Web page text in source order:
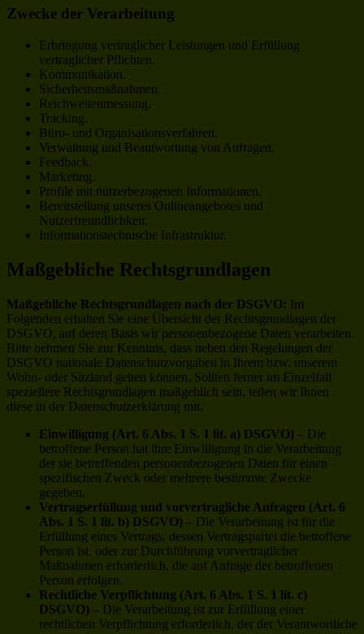
Zwecke der Verarbeitung
Erbringung vertraglicher Leistungen und Erfüllung
vertraglicher Pflichten.
Kommunikation.
Sicherheitsmaßnahmen.
Reichweitenmessung.
Tracking.
Büro- und Organisationsverfahren.
Verwaltung und Beantwortung von Anfragen.
Feedback.
Marketing.
Profile mit nutzerbezogenen Informationen.
Bereitstellung unseres Onlineangebotes und
Nutzerfreundlichkeit.
Informationstechnische Infrastruktur.
Maßgebliche Rechtsgrundlagen
Maßgebliche Rechtsgrundlagen nach der DSGVO: Im
Folgenden erhalten Sie eine Übersicht der Rechtsgrundlagen der
DSGVO, auf deren Basis wir personenbezogene Daten verarbeiten.
Bitte nehmen Sie zur Kenntnis, dass neben den Regelungen der
DSGVO nationale Datenschutzvorgaben in Ihrem bzw. unserem
Wohn- oder Sitzland gelten können. Sollten ferner im Einzelfall
speziellere Rechtsgrundlagen maßgeblich sein, teilen wir Ihnen
diese in der Datenschutzerklärung mit.
Einwilligung (Art. 6 Abs. 1 S. 1 lit. a) DSGVO) – Die
betroffene Person hat ihre Einwilligung in die Verarbeitung
der sie betreffenden personenbezogenen Daten für einen
spezifischen Zweck oder mehrere bestimmte Zwecke
gegeben.
Vertragserfüllung und vorvertragliche Anfragen (Art. 6
Abs. 1 S. 1 lit. b) DSGVO) – Die Verarbeitung ist für die
Erfüllung eines Vertrags, dessen Vertragspartei die betroffene
Person ist, oder zur Durchführung vorvertraglicher
Maßnahmen erforderlich, die auf Anfrage der betroffenen
Person erfolgen.
Rechtliche Verpflichtung (Art. 6 Abs. 1 S. 1 lit. c)
DSGVO) – Die Verarbeitung ist zur Erfüllung einer
rechtlichen Verpflichtung erforderlich, der der Verantwortliche